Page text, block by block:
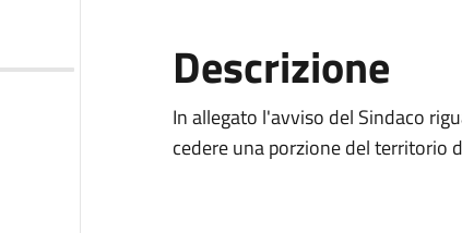
Descrizione
In allegato l'avviso del Sindaco
cedere una porzione del territorio